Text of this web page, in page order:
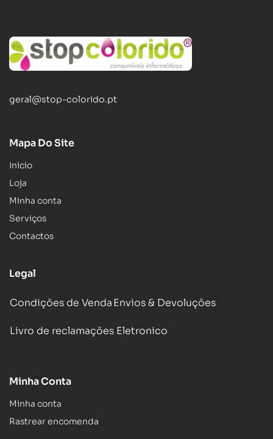
geral@stop-colorido.pt
Mapa Do Site
Inicio
Loja
Minha conta
Serviços
Contactos
Legal
Condições de VendaEnvios & Devoluções
Livro de reclamações Eletronico
Minha Conta
Minha conta
Rastrear encomenda